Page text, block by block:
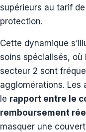
supérieurs au tarif
protection.
Cette dynamique
soins spécialisés, où
secteur 2 sont
agglomérations. Les
le rapport entre le
remboursement
masquer une